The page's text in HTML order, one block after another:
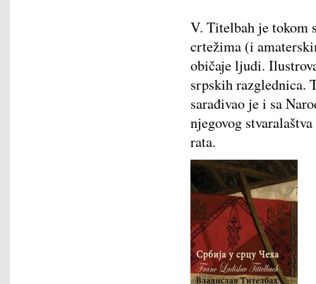
V. Titelbah je tokom
crtežima (i
običaje ljudi.
srpskih razglednica.
sarađivao je i sa
njegovog
rata.